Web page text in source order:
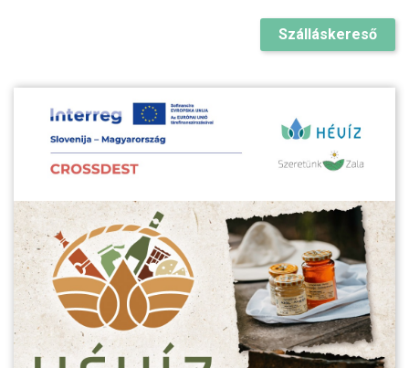
Szálláskereső